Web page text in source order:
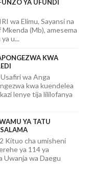
YA UFUNDI
wa Elimu, Sayansi na
(Mb), amesema
u...
KWA
wa Anga
kwa kuendelea
lenye tija lililofanya
YA TATU
Kituo cha umisheni
ya 114 ya
Uwanja wa Daegu